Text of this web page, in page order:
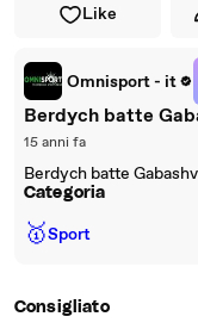
Like
Omnisport - it
Berdych batte
15 anni fa
Berdych batte
Categoria
🥇Sport
Consigliato